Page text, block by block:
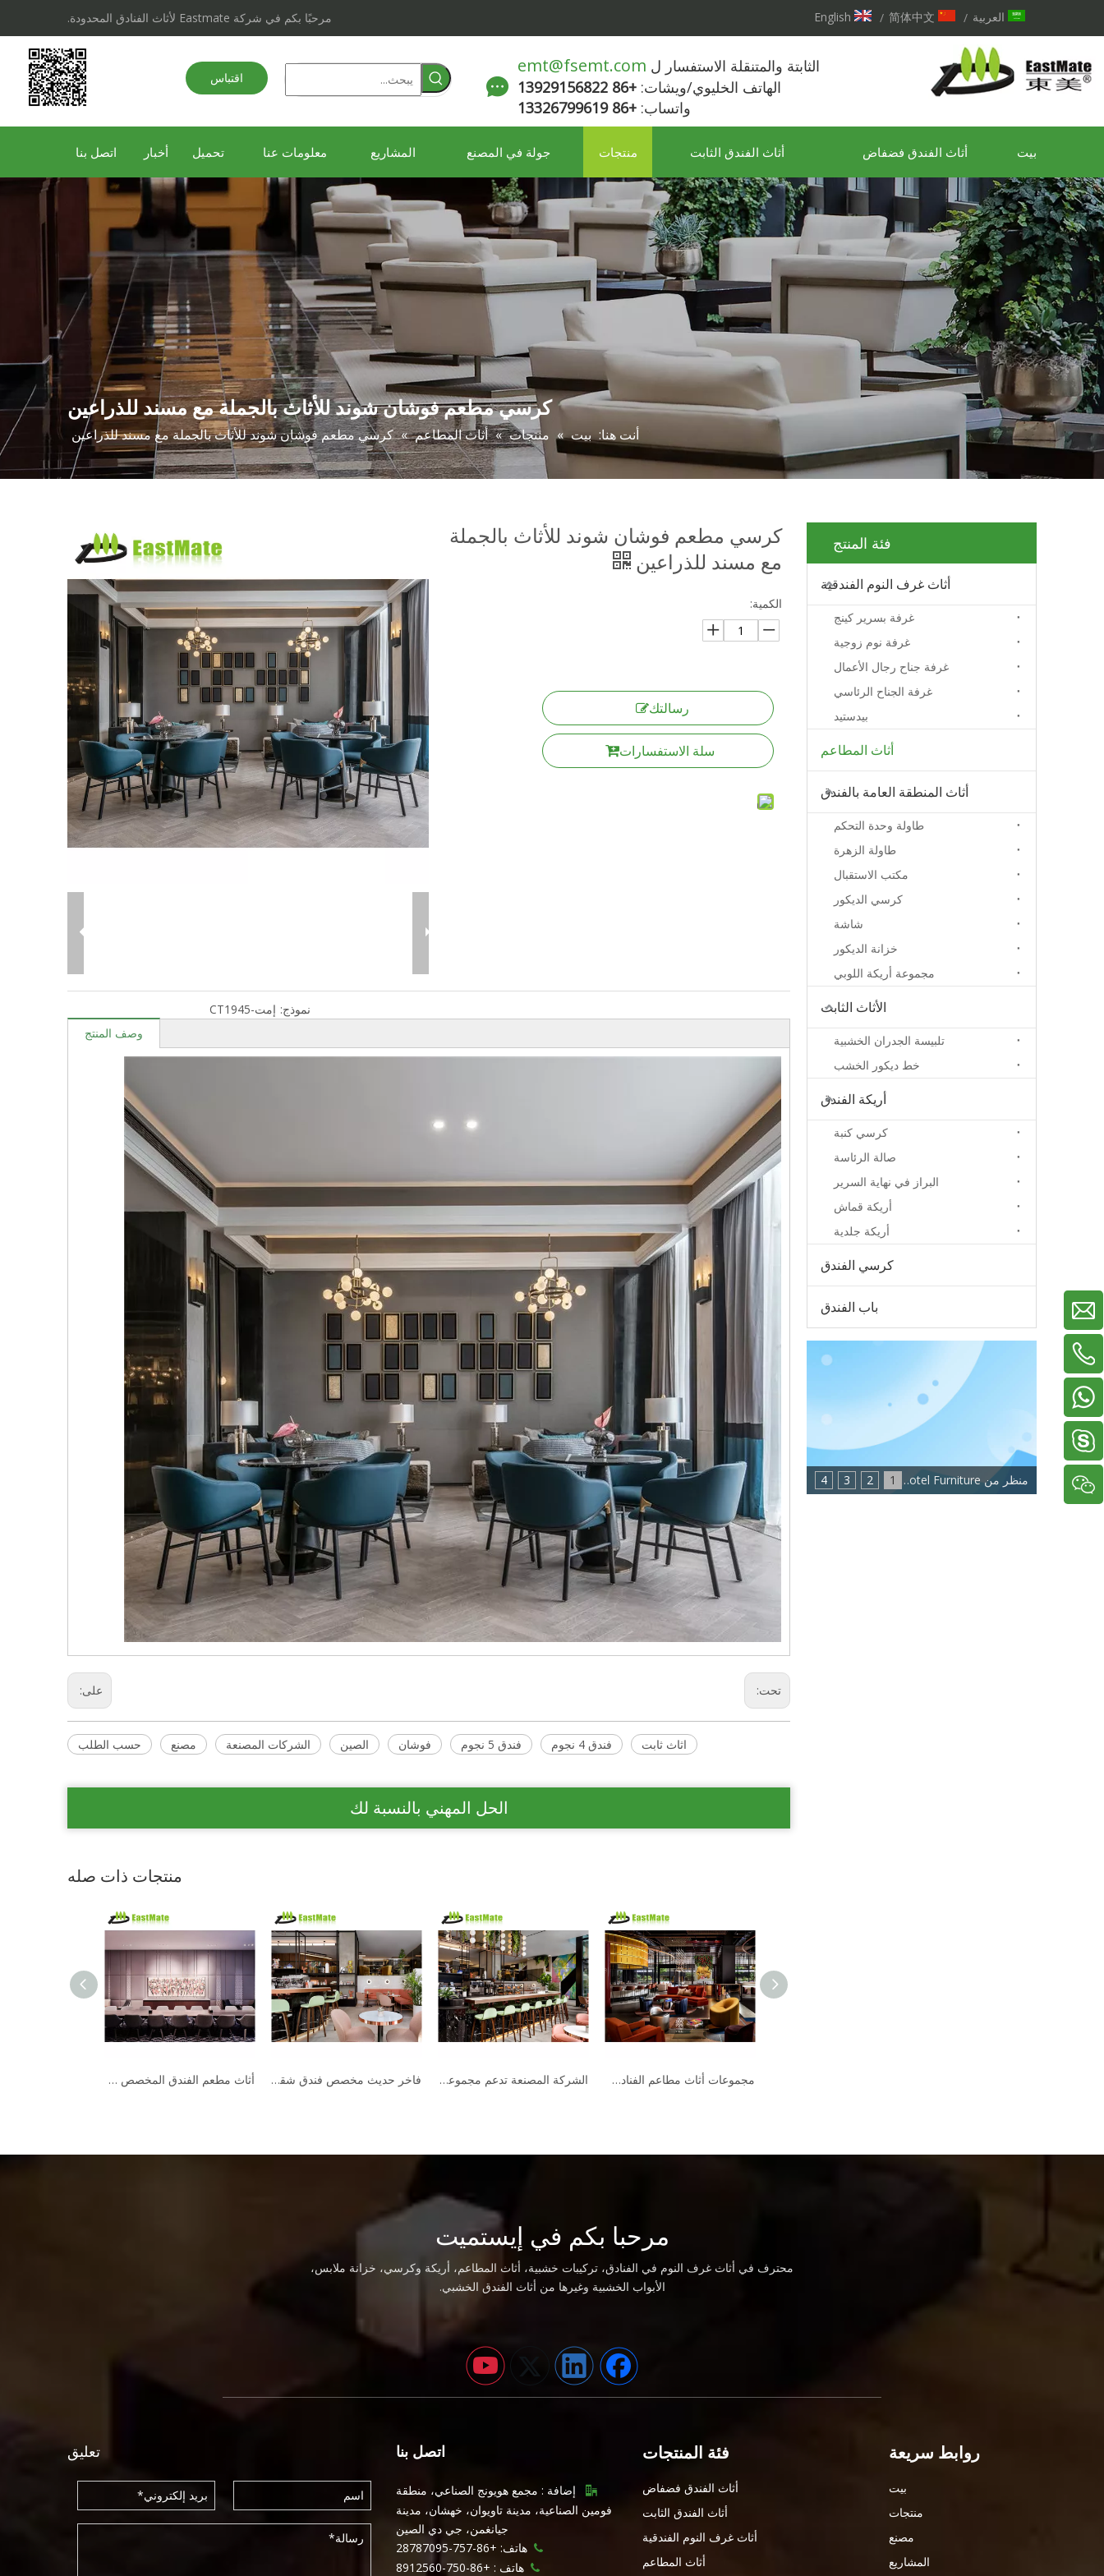
مرحبًا بكم في شركة Eastmate لأثاث الفنادق المحدودة. العربية /
简体中文
/
English
الثابتة والمتنقلة الاستفسار ل emt@fsemt.com
الهاتف الخليوي/ويشات: +86 13929156822
واتساب: +86 13326799619
اقتباس
بيت أثاث الفندق فضفاض أثاث الفندق الثابت منتجات جولة في المصنع المشاريع معلومات عنا تحميل أخبار اتصل بنا
كرسي مطعم فوشان شوند للأثاث بالجملة مع مسند للذراعين
أنت هنا: بيت » منتجات » أثاث المطاعم » كرسي مطعم فوشان شوند للأثاث بالجملة مع مسند للذراعين
كرسي مطعم فوشان شوند للأثاث بالجملة
مع مسند للذراعين
الكمية:
رسالتك
سلة الاستفسارات
نموذج: إمت-CT1945
وصف المنتج
على: تحت:
حسب الطلب مصنع الشركات المصنعة الصين فوشان فندق 5 نجوم فندق 4 نجوم اثاث ثابت
الحل المهني بالنسبة لك
منتجات ذات صله
فاخر حديث مخصص فندق شقة مقهى مطعم أثاث مجموعة طاولة رخامية كرسي الترفيه مجموعة الشركة المصنعة تدعم مجموعة أثاث المطاعم المخصصة لمجموعة كراسي الترفيه ذات الطاولة الرخامية مجموعات أثاث مطاعم الفنادق التجارية الفاخرة مجموعة طاولات وكراسي حديثة للمقاهي والمطاعم نمط الترفيه الحديث تصميم الأثاث مطعم فندق مقهى مجموعة أثاث تقديم الطعام
فئة المنتج
أثاث غرف النوم الفندقية
غرفة بسرير كينج
غرفة نوم زوجية
غرفة جناح رجال الأعمال
غرفة الجناح الرئاسي
بيدستيد
أثاث المطاعم
أثاث المنطقة العامة بالفندق
طاولة وحدة التحكم
طاولة الزهرة
مكتب الاستقبال
كرسي الديكور
شاشة
خزانة الديكور
مجموعة أريكة اللوبي
الأثاث الثابت
تلبيسة الجدران الخشبية
خط ديكور الخشب
أريكة الفندق
كرسي كنبة
صالة الرئاسة
البراز في نهاية السرير
أريكة قماش
أريكة جلدية
كرسي الفندق
باب الفندق
1
2
3
4 منظر من Eastmate Hotel Furniture: اتجاه جديد لصناعة أثاث الفنادق
مرحبا بكم في إيستميت
محترف في أثاث غرف النوم في الفنادق، تركيبات خشبية، أثاث المطاعم، أريكة وكرسي، خزانة ملابس،
الأبواب الخشبية وغيرها من أثاث الفندق الخشبي.
روابط سريعة
بيت
منتجات
مصنع
المشاريع
فئة المنتجات
أثاث الفندق فضفاض
أثاث الفندق الثابت
أثاث غرف النوم الفندقية
أثاث المطاعم
اتصل بنا

إضافة : مجمع هويونج الصناعي، منطقة
فومين الصناعية، مدينة تاويوان، خهشان، مدينة
جيانغمن، جي دي الصين
 هاتف: +86-757-28787095
 هاتف : +86-750-8912560
تعليق